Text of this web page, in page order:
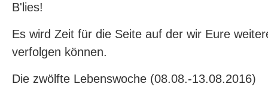
B'lies!
Es wird Zeit für die Seite auf der wir Eure
verfolgen können.
Die zwölfte Lebenswoche (08.08.-13.08.2016)